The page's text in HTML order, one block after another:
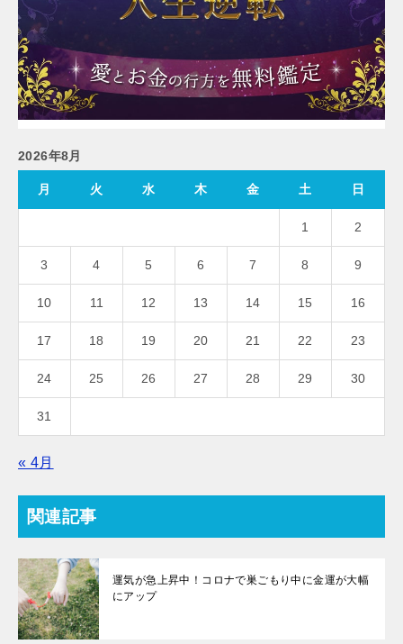
2026年8月
月 火 水 木 金 土 日
1 2
3 4 5 6 7 8 9
10 11 12 13 14 15 16
17 18 19 20 21 22 23
24 25 26 27 28 29 30
31
« 4月
関連記事
運気が急上昇中！コロナで巣ごもり中に金運が大幅
にアップ